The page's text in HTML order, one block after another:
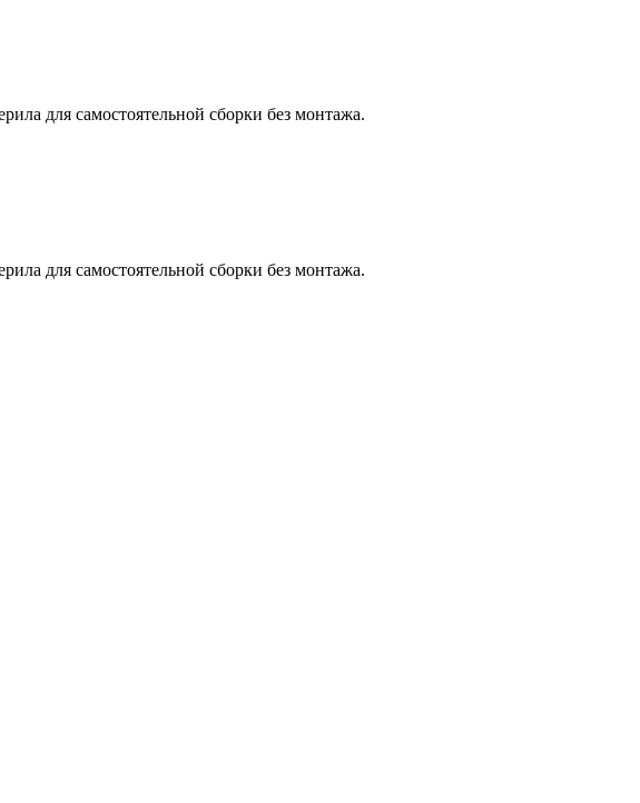
для самостоятельной сборки без монтажа.
для самостоятельной сборки без монтажа.